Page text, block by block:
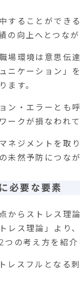
することができ
の向上へとつなが
場環境は意思伝
ニケーション」
ます。
ン・エラーとも
ークが損なわれて
ネジメントを取
未然予防につなが
必要な要素
からストレス理
レス理論」より
2 つの考え方を紹介
トレスフルとなる